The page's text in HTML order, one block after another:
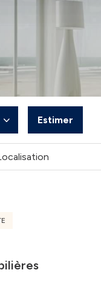
Estimer